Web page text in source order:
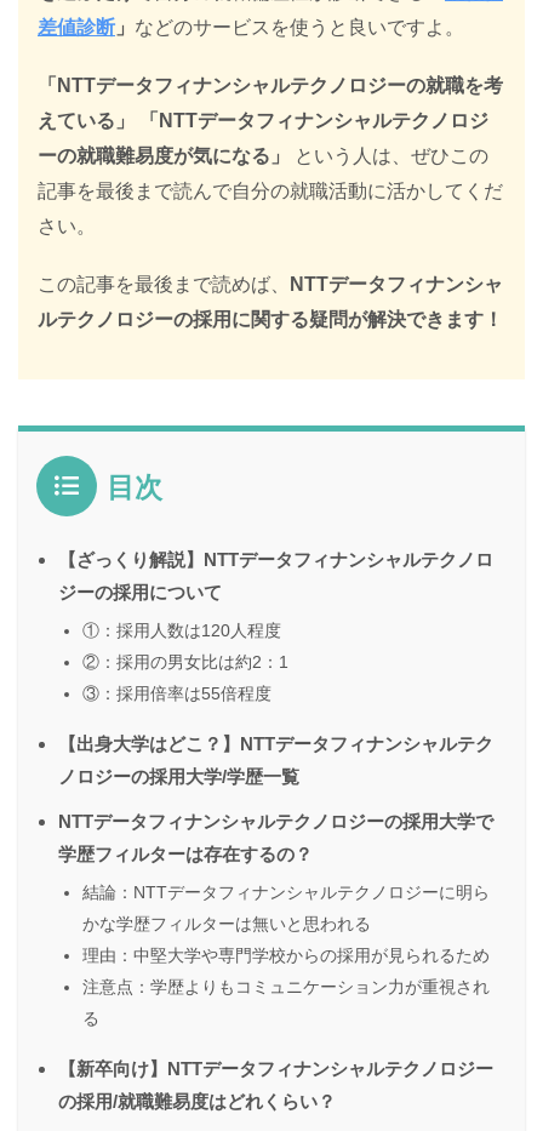
差値診断 」 などのサービスを使うと良いですよ。
「NTTデータフィナンシャルテクノロジーの就職を考
えている」
「NTTデータフィナンシャルテクノロジ
ーの就職難易度が気になる」
という人は、ぜひこの
記事を最後まで読んで自分の就職活動に活かしてくだ
さい。
この記事を最後まで読めば、
NTTデータフィナンシャ
ルテクノロジーの採用に関する疑問が解決できます！
目次
【ざっくり解説】NTTデータフィナンシャルテクノロ
ジーの採用について
①：採用人数は120人程度
②：採用の男女比は約2：1
③：採用倍率は55倍程度
【出身大学はどこ？】NTTデータフィナンシャルテク
ノロジーの採用大学/学歴一覧
NTTデータフィナンシャルテクノロジーの採用大学で
学歴フィルターは存在するの？
結論：NTTデータフィナンシャルテクノロジーに明ら
かな学歴フィルターは無いと思われる
理由：中堅大学や専門学校からの採用が見られるため
注意点：学歴よりもコミュニケーション力が重視され
る
【新卒向け】NTTデータフィナンシャルテクノロジー
の採用/就職難易度はどれくらい？